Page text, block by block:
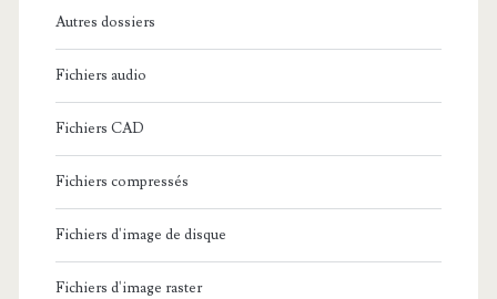
Autres dossiers
Fichiers audio
Fichiers CAD
Fichiers compressés
Fichiers d'image de disque
Fichiers d'image raster